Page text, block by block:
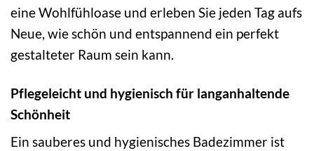
eine Wohlfühloase und erleben Sie jeden Tag aufs
Neue, wie schön und entspannend ein perfekt
gestalteter Raum sein kann.
Pflegeleicht und hygienisch für langanhaltende
Schönheit
Ein sauberes und hygienisches Badezimmer ist